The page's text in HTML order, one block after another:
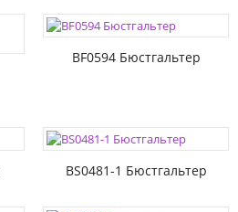
BF0594 Бюстгальтер
BS0481-1 Бюстгальтер